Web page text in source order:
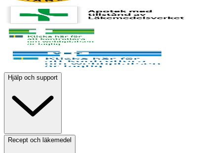
Hjälp och support
Recept och läkemedel